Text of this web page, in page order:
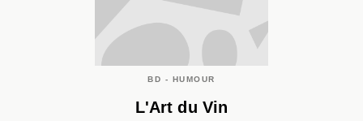
BD - HUMOUR
L'Art du Vin